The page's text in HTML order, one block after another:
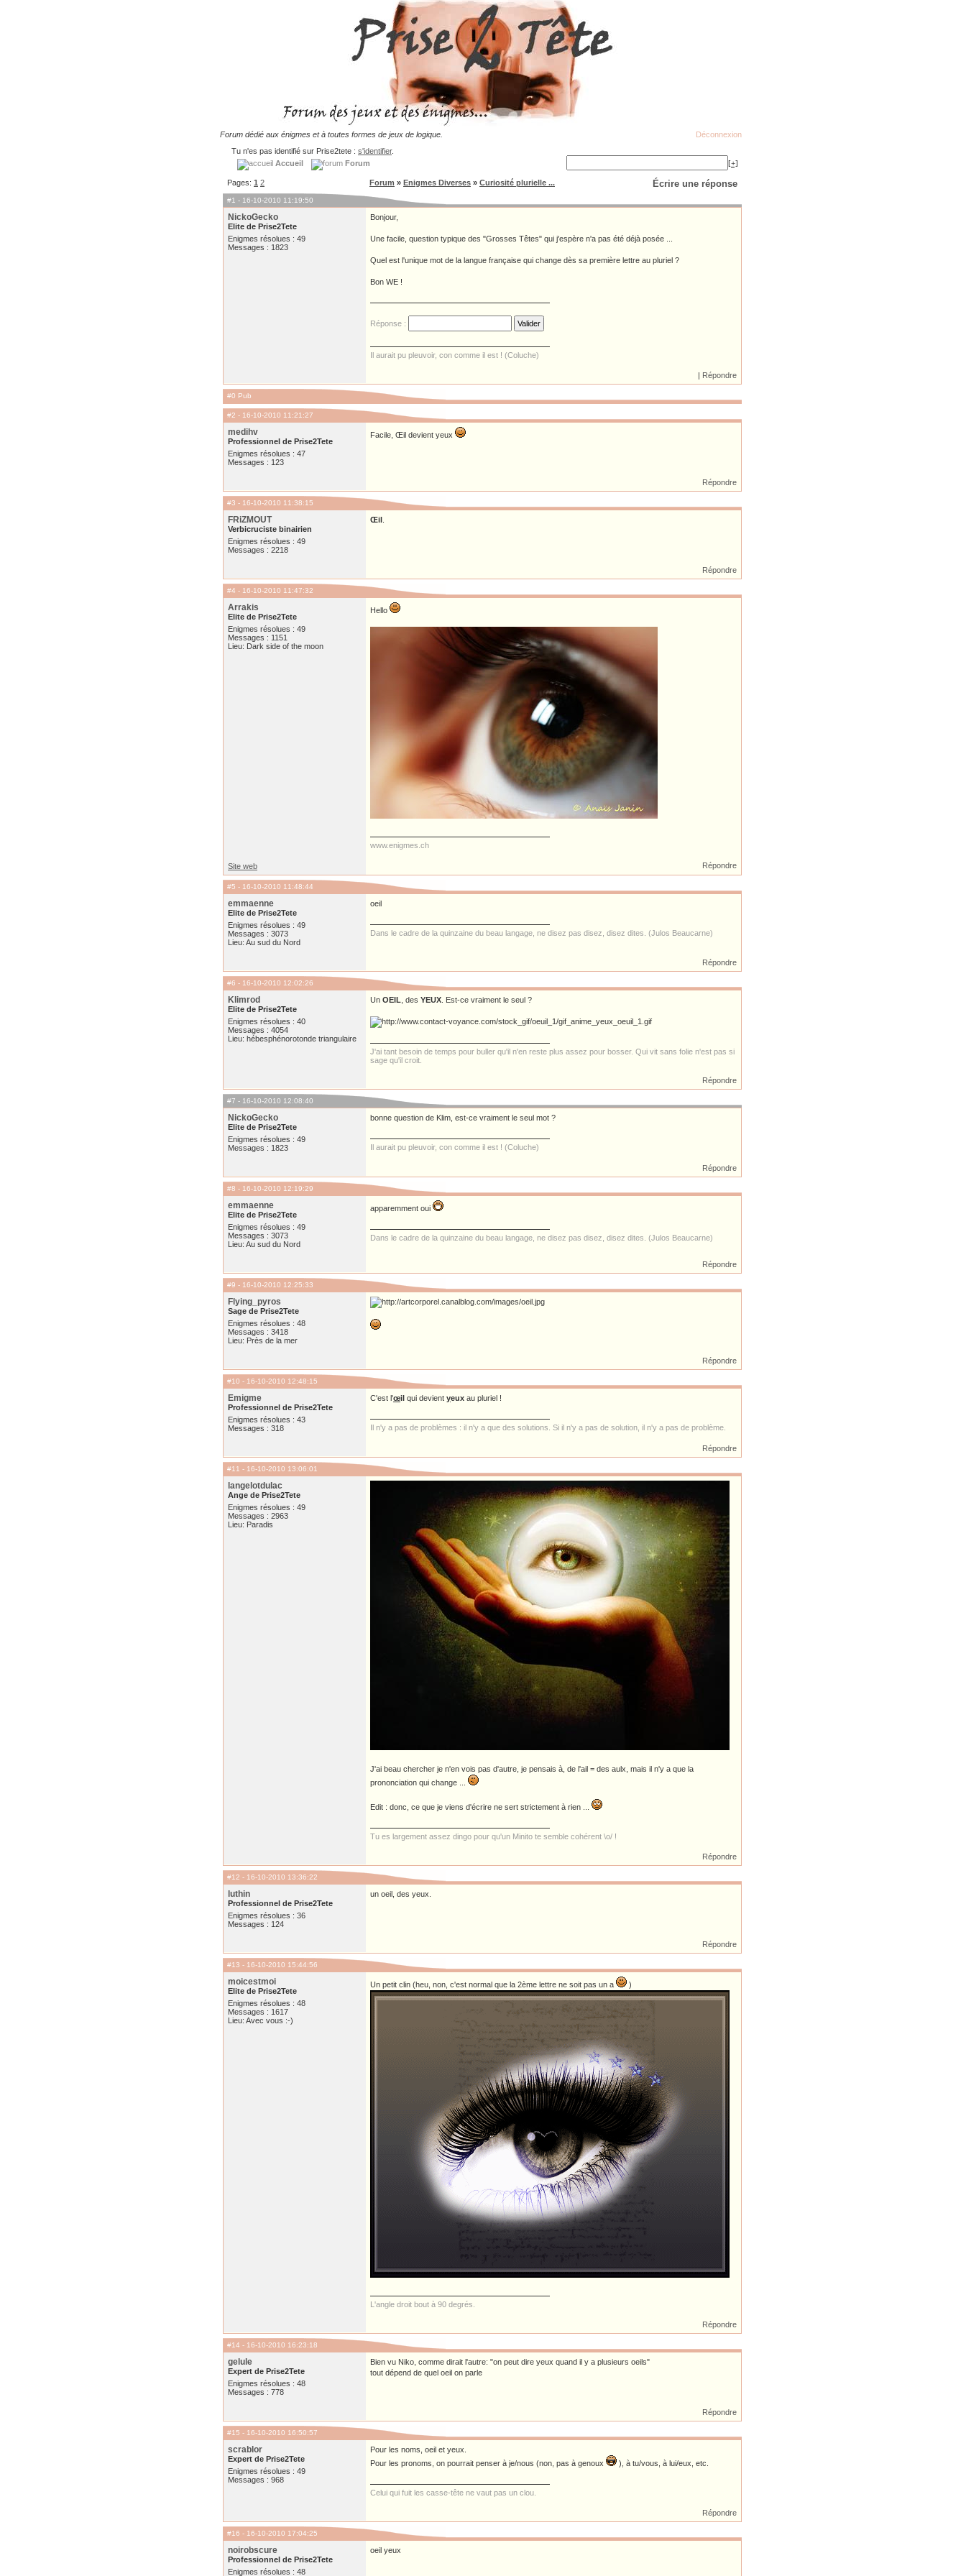
Forum dédié aux énigmes et à toutes formes de jeux de logique.
Déconnexion
Tu n'es pas identifié sur Prise2tete : s'identifier.
Accueil
Forum [+]
Pages: 1 2 Écrire une réponse
Forum » Enigmes Diverses » Curiosité plurielle ...
#1 - 16-10-2010 11:19:50
NickoGecko
Elite de Prise2Tete
Enigmes résolues : 49
Messages : 1823
Bonjour,
Une facile, question typique des "Grosses Têtes" qui j'espère n'a pas été déjà posée ...
Quel est l'unique mot de la langue française qui change dès sa première lettre au pluriel ?
Bon WE !
Réponse :
Il aurait pu pleuvoir, con comme il est ! (Coluche)
| Répondre
#0 Pub
#2 - 16-10-2010 11:21:27
medihv
Professionnel de Prise2Tete
Enigmes résolues : 47
Messages : 123
Facile, Œil devient yeux
Répondre
#3 - 16-10-2010 11:38:15
FRiZMOUT
Verbicruciste binairien
Enigmes résolues : 49
Messages : 2218
Œil
Répondre
#4 - 16-10-2010 11:47:32
Arrakis
Elite de Prise2Tete
Enigmes résolues : 49
Messages : 1151
Lieu: Dark side of the moon
Hello
www.enigmes.ch
Site web Répondre
#5 - 16-10-2010 11:48:44
emmaenne
Elite de Prise2Tete
Enigmes résolues : 49
Messages : 3073
Lieu: Au sud du Nord
oeil
Dans le cadre de la quinzaine du beau langage, ne disez pas disez, disez dites. (Julos Beaucarne)
Répondre
#6 - 16-10-2010 12:02:26
Klimrod
Elite de Prise2Tete
Enigmes résolues : 40
Messages : 4054
Lieu: hébesphénorotonde triangulaire
Un OEIL , des YEUX . Est-ce vraiment le seul ?
J'ai tant besoin de temps pour buller qu'il n'en reste plus assez pour bosser. Qui vit sans folie n'est pas si
sage qu'il croit.
Répondre
#7 - 16-10-2010 12:08:40
NickoGecko
Elite de Prise2Tete
Enigmes résolues : 49
Messages : 1823
bonne question de Klim, est-ce vraiment le seul mot ?
Il aurait pu pleuvoir, con comme il est ! (Coluche)
Répondre
#8 - 16-10-2010 12:19:29
emmaenne
Elite de Prise2Tete
Enigmes résolues : 49
Messages : 3073
Lieu: Au sud du Nord
apparemment oui
Dans le cadre de la quinzaine du beau langage, ne disez pas disez, disez dites. (Julos Beaucarne)
Répondre
#9 - 16-10-2010 12:25:33
Flying_pyros
Sage de Prise2Tete
Enigmes résolues : 48
Messages : 3418
Lieu: Près de la mer
Répondre
#10 - 16-10-2010 12:48:15
Emigme
Professionnel de Prise2Tete
Enigmes résolues : 43
Messages : 318
C'est l'œil qui devient yeux au pluriel !
Il n'y a pas de problèmes : il n'y a que des solutions. Si il n'y a pas de solution, il n'y a pas de problème.
Répondre
#11 - 16-10-2010 13:06:01
langelotdulac
Ange de Prise2Tete
Enigmes résolues : 49
Messages : 2963
Lieu: Paradis
J'ai beau chercher je n'en vois pas d'autre, je pensais à, de l'ail = des aulx, mais il n'y a que la
prononciation qui change ...
Edit : donc, ce que je viens d'écrire ne sert strictement à rien ...
Tu es largement assez dingo pour qu'un Minito te semble cohérent \o/ !
Répondre
#12 - 16-10-2010 13:36:22
luthin
Professionnel de Prise2Tete
Enigmes résolues : 36
Messages : 124
un oeil, des yeux.
Répondre
#13 - 16-10-2010 15:44:56
moicestmoi
Elite de Prise2Tete
Enigmes résolues : 48
Messages : 1617
Lieu: Avec vous :-)
Un petit clin (heu, non, c'est normal que la 2ème lettre ne soit pas un a )
L'angle droit bout à 90 degrés.
Répondre
#14 - 16-10-2010 16:23:18
gelule
Expert de Prise2Tete
Enigmes résolues : 48
Messages : 778
Bien vu Niko, comme dirait l'autre: "on peut dire yeux quand il y a plusieurs oeils"
tout dépend de quel oeil on parle
Répondre
#15 - 16-10-2010 16:50:57
scrablor
Expert de Prise2Tete
Enigmes résolues : 49
Messages : 968
Pour les noms, oeil et yeux.
Pour les pronoms, on pourrait penser à je/nous (non, pas à genoux
), à tu/vous, à lui/eux, etc.
Celui qui fuit les casse-tête ne vaut pas un clou.
Répondre
#16 - 16-10-2010 17:04:25
noirobscure
Professionnel de Prise2Tete
Enigmes résolues : 48
oeil yeux